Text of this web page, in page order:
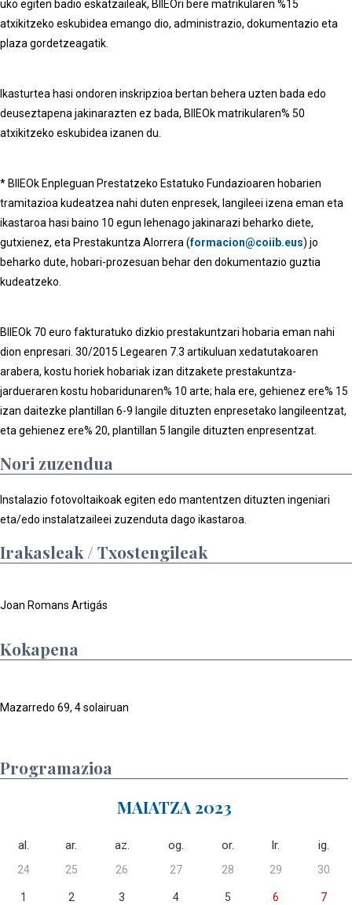
uko egiten badio eskatzaileak, BIIEOri bere matrikularen %15
atxikitzeko eskubidea emango dio, administrazio, dokumentazio eta
plaza gordetzeagatik.
Ikasturtea hasi ondoren inskripzioa bertan behera uzten bada edo
deuseztapena jakinarazten ez bada, BIIEOk matrikularen% 50
atxikitzeko eskubidea izanen du.
* BIIEOk Enpleguan Prestatzeko Estatuko Fundazioaren hobarien
tramitazioa kudeatzea nahi duten enpresek, langileei izena eman eta
ikastaroa hasi baino 10 egun lehenago jakinarazi beharko diete,
gutxienez, eta Prestakuntza Alorrera (formacion@coiib.eus) jo
beharko dute, hobari-prozesuan behar den dokumentazio guztia
kudeatzeko.
BIIEOk 70 euro fakturatuko dizkio prestakuntzari hobaria eman nahi
dion enpresari. 30/2015 Legearen 7.3 artikuluan xedatutakoaren
arabera, kostu horiek hobariak izan ditzakete prestakuntza-
jardueraren kostu hobaridunaren% 10 arte; hala ere, gehienez ere% 15
izan daitezke plantillan 6-9 langile dituzten enpresetako langileentzat,
eta gehienez ere% 20, plantillan 5 langile dituzten enpresentzat.
Nori zuzendua
Instalazio fotovoltaikoak egiten edo mantentzen dituzten ingeniari
eta/edo instalatzaileei zuzenduta dago ikastaroa.
Irakasleak / Txostengileak
Joan Romans Artigás
Kokapena
Mazarredo 69, 4 solairuan
Programazioa
MAIATZA 2023
al. ar. az. og. or. lr. ig.
24 25 26 27 28 29 30
1 2 3 4 5 6 7